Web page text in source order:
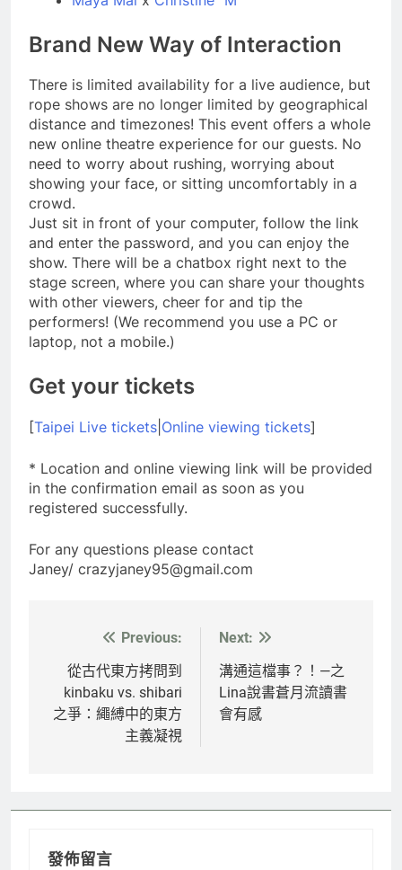
Brand New Way of Interaction
There is limited availability for a live audience, but
rope shows are no longer limited by geographical
distance and timezones! This event offers a whole
new online theatre experience for our guests. No
need to worry about rushing, worrying about
showing your face, or sitting uncomfortably in a
crowd.
Just sit in front of your computer, follow the link
and enter the password, and you can enjoy the
show. There will be a chatbox right next to the
stage screen, where you can share your thoughts
with other viewers, cheer for and tip the
performers! (We recommend you use a PC or
laptop, not a mobile.)
Get your tickets
[Taipei Live tickets Online viewing tickets]
* Location and online viewing link will be provided
in the confirmation email as soon as you
registered successfully.
For any questions please contact
Janey/ crazyjaney95@gmail.com
導
Previous:
從古代東方拷問到
kinbaku vs. shibari
之爭：繩縛中的東方
主義凝視
Next:
溝通這檔事？！—之
Lina說書蒼月流讀書
會有感
發佈留言